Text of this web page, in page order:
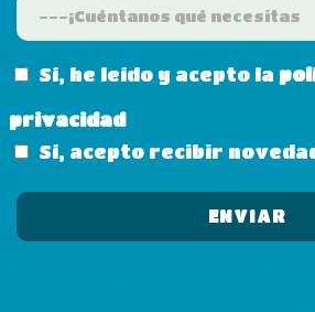
Sí, he leído y acepto la
privacidad
Sí, acepto recibir